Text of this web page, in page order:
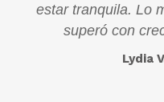
estar tranquila. Lo
superó con
Lydia